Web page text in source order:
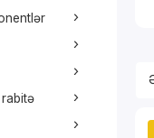
rabitə